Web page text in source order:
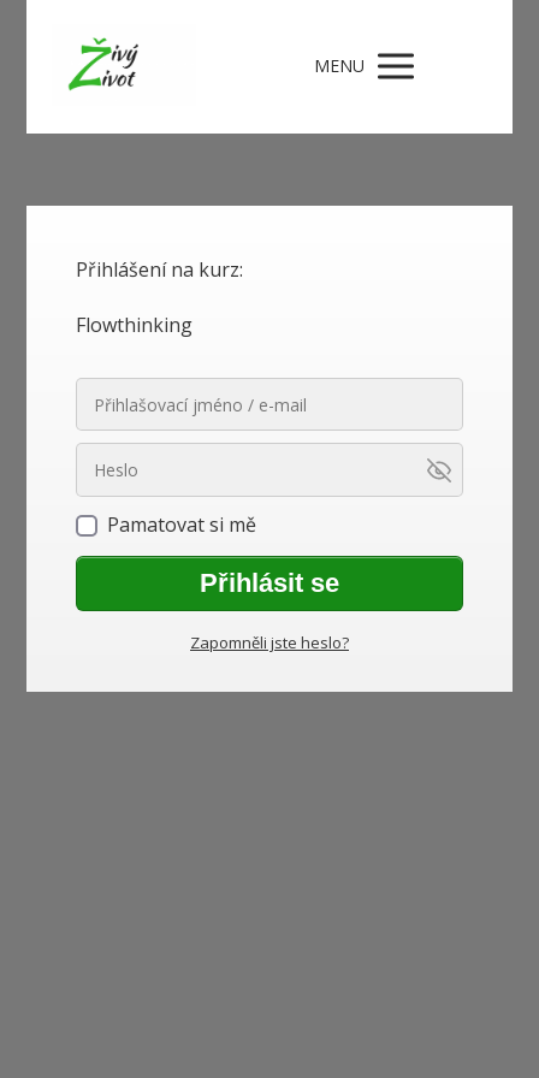
MENU
Přihlášení na kurz:
Flowthinking
Pamatovat si mě
Přihlásit se
Zapomněli jste heslo?